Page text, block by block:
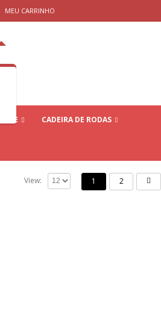
MEU CARRINHO⠀
CADEIRA DE RODAS
View: 1 2